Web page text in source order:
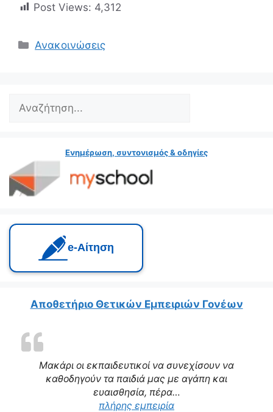
Post Views: 4,312
Κατηγορίες
Ανακοινώσεις
Ενημέρωση, συντονισμός & οδηγίες
e‑Αίτηση
Μακάρι οι εκπαιδευτικοί να συνεχίσουν να
καθοδηγούν τα παιδιά μας με αγάπη και
ευαισθησία, πέρα…
πλήρης εμπειρία“Η δασκάλα μας
Αποθετήριο Θετικών Εμπειριών Γονέων